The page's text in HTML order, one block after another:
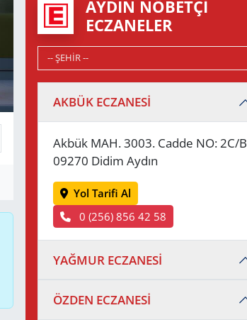
AYDIN NÖBETÇI
ECZANELER
AKBÜK ECZANESİ
Akbük MAH. 3003. Cadde NO: 2C/B
09270 Didim Aydın
Yol Tarifi Al
0 (256) 856 42 58
YAĞMUR ECZANESİ
ÖZDEN ECZANESİ